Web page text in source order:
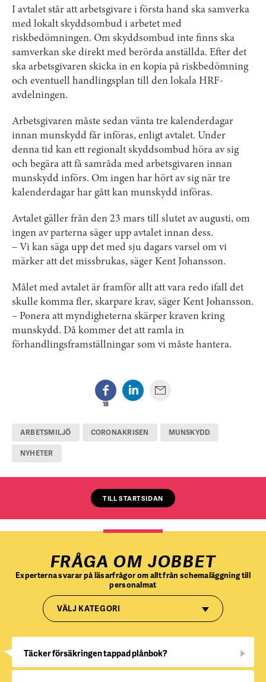
I avtalet står att arbetsgivare i första hand ska samverka
med lokalt skyddsombud i arbetet med
riskbedömningen. Om skyddsombud inte finns ska
samverkan ske direkt med berörda anställda. Efter det
ska arbetsgivaren skicka in en kopia på riskbedömning
och eventuell handlingsplan till den lokala HRF-
avdelningen.
Arbetsgivaren måste sedan vänta tre kalenderdagar
innan munskydd får införas, enligt avtalet. Under
denna tid kan ett regionalt skyddsombud höra av sig
och begära att få samråda med arbetsgivaren innan
munskydd införs. Om ingen har hört av sig när tre
kalenderdagar har gått kan munskydd införas.
Avtalet gäller från den 23 mars till slutet av augusti, om
ingen av parterna säger upp avtalet innan dess.
– Vi kan säga upp det med sju dagars varsel om vi
märker att det missbrukas, säger Kent Johansson.
Målet med avtalet är framför allt att vara redo ifall det
skulle komma fler, skarpare krav, säger Kent Johansson.
– Ponera att myndigheterna skärper kraven kring
munskydd. Då kommer det att ramla in
förhandlingsframställningar som vi måste hantera.
18
ARBETSMILJÖ CORONAKRISEN MUNSKYDD
NYHETER
TILL STARTSIDAN
FRÅGA OM JOBBET
Experterna svarar på läsarfrågor om allt från schemaläggning till
personalmat
VÄLJ KATEGORI
Täcker försäkringen tappad plånbok?